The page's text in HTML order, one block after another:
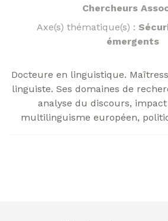
Chercheurs
Axe(s) thématique(s) :
émergents
Docteure en linguistique.
linguiste. Ses domaines de
analyse du discours, impact
multilinguisme européen,